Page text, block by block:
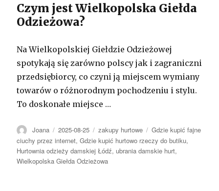
Czym jest Wielkopolska Giełda
Odzieżowa?
Na Wielkopolskiej Giełdzie Odzieżowej
spotykają się zarówno polscy jak i zagraniczni
przedsiębiorcy, co czyni ją miejscem wymiany
towarów o różnorodnym pochodzeniu i stylu.
To doskonałe miejsce …
Autor
Joana Opublikowano
2025-08-25 Kategorie
zakupy hurtowe Tagi
Gdzie kupić fajne
ciuchy przez internet,Gdzie kupić hurtowo rzeczy do butiku,
Hurtownia odzieży damskiej Łódź, ubrania damskie hurt,
Wielkopolska Giełda Odzieżowa